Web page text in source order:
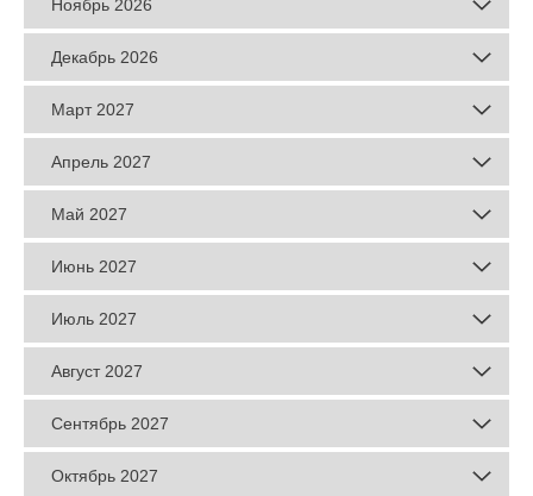
Ноябрь 2026
Декабрь 2026
Март 2027
Апрель 2027
Май 2027
Июнь 2027
Июль 2027
Август 2027
Сентябрь 2027
Октябрь 2027